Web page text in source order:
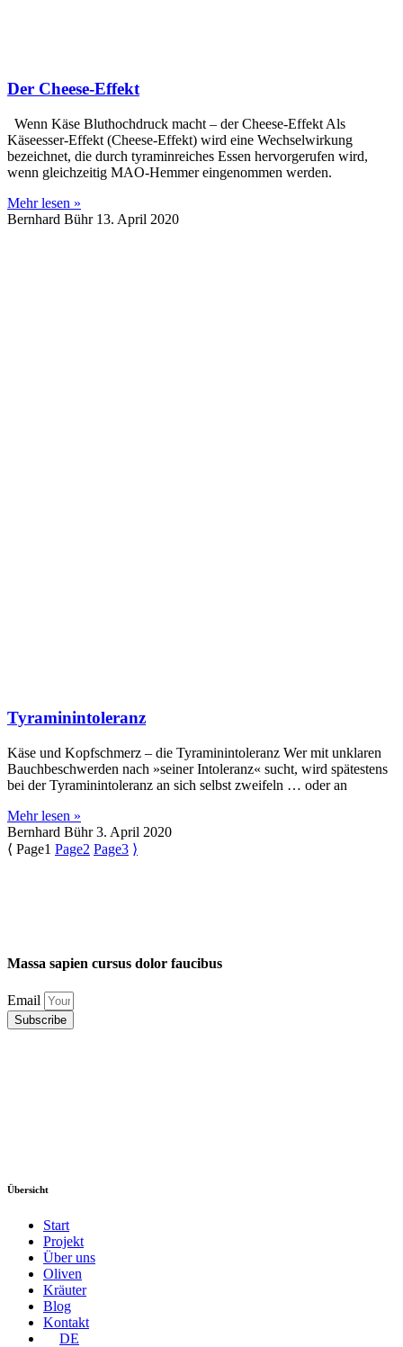
Der Cheese-Effekt
Wenn Käse Bluthochdruck macht – der Cheese-Effekt Als
Käseesser-Effekt (Cheese-Effekt) wird eine Wechselwirkung
bezeichnet, die durch tyraminreiches Essen hervorgerufen wird,
wenn gleichzeitig MAO-Hemmer eingenommen werden.
Mehr lesen »
Bernhard Bühr 13. April 2020
Tyraminintoleranz
Käse und Kopfschmerz – die Tyraminintoleranz Wer mit unklaren
Bauchbeschwerden nach »seiner Intoleranz« sucht, wird spätestens
bei der Tyraminintoleranz an sich selbst zweifeln … oder an
Mehr lesen »
Bernhard Bühr3. April 2020
⟨ Page1 Page2 Page3 ⟩
Massa sapien cursus dolor faucibus
Email
Subscribe
Übersicht
Start
Projekt
Über uns
Oliven
Kräuter
Blog
Kontakt
DE